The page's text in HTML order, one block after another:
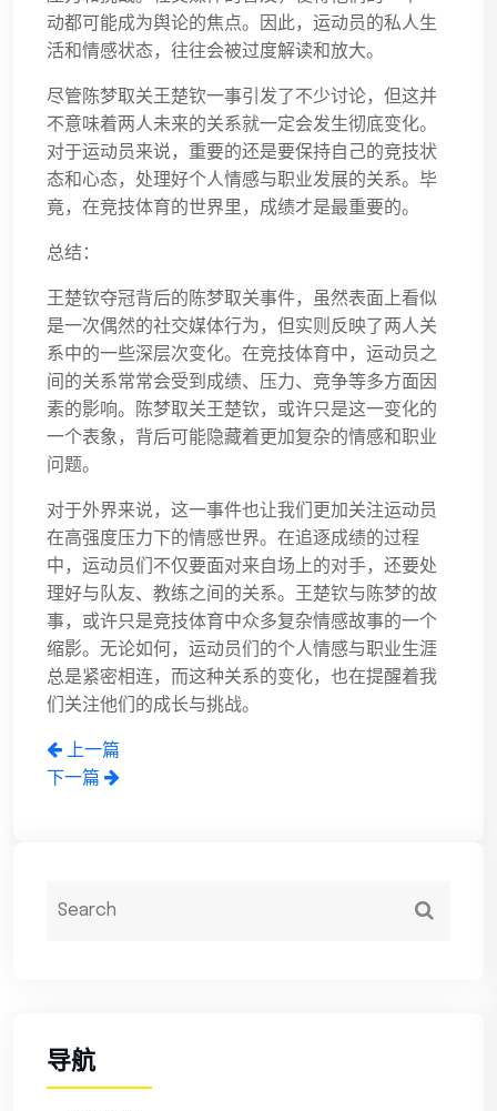
动都可能成为舆论的焦点。因此，运动员的私人生
活和情感状态，往往会被过度解读和放大。
尽管陈梦取关王楚钦一事引发了不少讨论，但这并
不意味着两人未来的关系就一定会发生彻底变化。
对于运动员来说，重要的还是要保持自己的竞技状
态和心态，处理好个人情感与职业发展的关系。毕
竟，在竞技体育的世界里，成绩才是最重要的。
总结：
王楚钦夺冠背后的陈梦取关事件，虽然表面上看似
是一次偶然的社交媒体行为，但实则反映了两人关
系中的一些深层次变化。在竞技体育中，运动员之
间的关系常常会受到成绩、压力、竞争等多方面因
素的影响。陈梦取关王楚钦，或许只是这一变化的
一个表象，背后可能隐藏着更加复杂的情感和职业
问题。
对于外界来说，这一事件也让我们更加关注运动员
在高强度压力下的情感世界。在追逐成绩的过程
中，运动员们不仅要面对来自场上的对手，还要处
理好与队友、教练之间的关系。王楚钦与陈梦的故
事，或许只是竞技体育中众多复杂情感故事的一个
缩影。无论如何，运动员们的个人情感与职业生涯
总是紧密相连，而这种关系的变化，也在提醒着我
们关注他们的成长与挑战。
上一篇
下一篇
导航